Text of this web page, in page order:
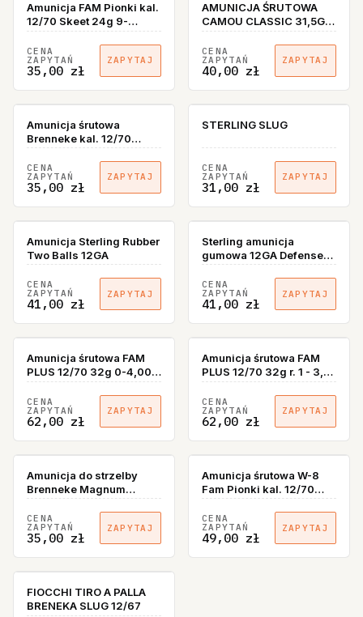
Amunicja FAM Pionki kal.
12/70 Skeet 24g 9-
2,00mm
CENA
ZAPYTAŃ
35,00 zł
ZAPYTAJ
AMUNICJA ŚRUTOWA
CAMOU CLASSIC 31,5G
490GRS
CENA
ZAPYTAŃ
40,00 zł
ZAPYTAJ
Amunicja śrutowa
Brenneke kal. 12/70
Camou 28,4g
CENA
ZAPYTAŃ
35,00 zł
ZAPYTAJ
STERLING SLUG
CENA
ZAPYTAŃ
31,00 zł
ZAPYTAJ
Amunicja Sterling Rubber
Two Balls 12GA
CENA
ZAPYTAŃ
41,00 zł
ZAPYTAJ
Sterling amunicja
gumowa 12GA Defense
Rubber Buckshot
CENA
ZAPYTAŃ
41,00 zł
ZAPYTAJ
Amunicja śrutowa FAM
PLUS 12/70 32g 0-4,00
mm GW
CENA
ZAPYTAŃ
62,00 zł
ZAPYTAJ
Amunicja śrutowa FAM
PLUS 12/70 32g r. 1 - 3,75
mm GW
CENA
ZAPYTAŃ
62,00 zł
ZAPYTAJ
Amunicja do strzelby
Brenneke Magnum
.410/76 Silver 7,4 g
CENA
ZAPYTAŃ
35,00 zł
ZAPYTAJ
Amunicja śrutowa W-8
Fam Pionki kal. 12/70
29,5g
CENA
ZAPYTAŃ
49,00 zł
ZAPYTAJ
FIOCCHI TIRO A PALLA
BRENEKA SLUG 12/67